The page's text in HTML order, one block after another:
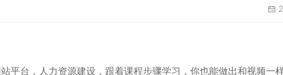
平台，人力资源建设，跟着课程步骤学习，你也能做出和视频一